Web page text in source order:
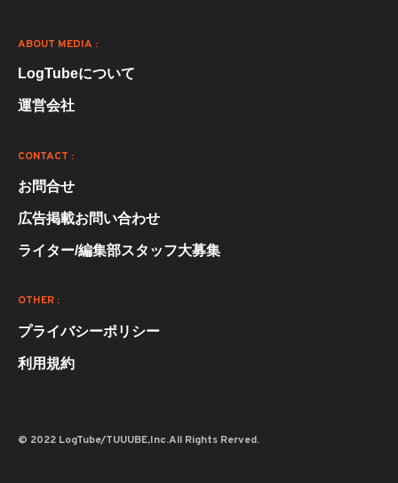
ABOUT MEDIA :
LogTubeについて
運営会社
CONTACT :
お問合せ
広告掲載お問い合わせ
ライター/編集部スタッフ大募集
OTHER :
プライバシーポリシー
利用規約
© 2022 LogTube/TUUUBE,Inc.All Rights Rerved.